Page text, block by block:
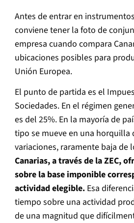
Antes de entrar en
conviene tener la foto de
empresa cuando compara
ubicaciones posibles para
Unión Europea.
El punto de partida es el
Sociedades. En el régimen
es del 25%. En la mayoría de
tipo se mueve en una horquilla
variaciones, raramente baja de
Canarias, a través de la ZEC,
sobre la base imponible
actividad elegible. Esa
tiempo sobre una actividad
de una magnitud que